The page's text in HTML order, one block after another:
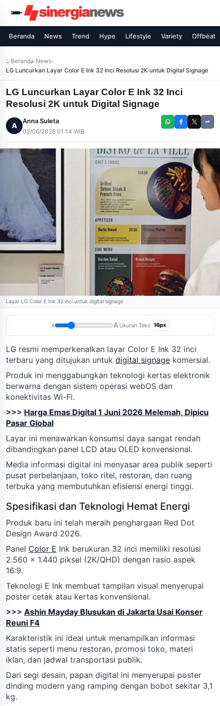
Beranda News Trend Hype Lifestyle Variety Offbeat
⌂ Beranda›News›
LG Luncurkan Layar Color E Ink 32 Inci Resolusi 2K untuk Digital Signage
LG Luncurkan Layar Color E Ink 32 Inci
Resolusi 2K untuk Digital Signage
A
Anna Suleta
02/06/2026 01:14 WIB
Layar LG Color E Ink 32 inci untuk digital signage
A A Ukuran Teks 16px
LG resmi memperkenalkan layar Color E Ink 32 inci
terbaru yang ditujukan untuk digital signage komersial.
Produk ini menggabungkan teknologi kertas elektronik
berwarna dengan sistem operasi webOS dan
konektivitas Wi-Fi.
>>> Harga Emas Digital 1 Juni 2026 Melemah, Dipicu
Pasar Global
Layar ini menawarkan konsumsi daya sangat rendah
dibandingkan panel LCD atau OLED konvensional.
Media informasi digital ini menyasar area publik seperti
pusat perbelanjaan, toko ritel, restoran, dan ruang
terbuka yang membutuhkan efisiensi energi tinggi.
Spesifikasi dan Teknologi Hemat Energi
Produk baru ini telah meraih penghargaan Red Dot
Design Award 2026.
Panel Color E Ink berukuran 32 inci memiliki resolusi
2.560 x 1.440 piksel (2K/QHD) dengan rasio aspek
16:9.
Teknologi E Ink membuat tampilan visual menyerupai
poster cetak atau kertas konvensional.
>>> Ashin Mayday Blusukan di Jakarta Usai Konser
Reuni F4
Karakteristik ini ideal untuk menampilkan informasi
statis seperti menu restoran, promosi toko, materi
iklan, dan jadwal transportasi publik.
Dari segi desain, papan digital ini menyerupai poster
dinding modern yang ramping dengan bobot sekitar 3,1
kg.